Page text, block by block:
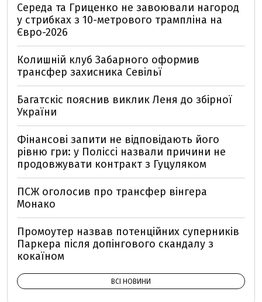
Середа та Гриценко не завоювали нагород
у стрибках з 10-метрового трампліна на
Євро-2026
Колишній клуб Забарного оформив
трансфер захисника Севільї
Багатскіс пояснив виклик Леня до збірної
України
Фінансові запити не відповідають його
рівню гри: у Поліссі назвали причини не
продовжувати контракт з Гуцуляком
ПСЖ оголосив про трансфер вінгера
Монако
Промоутер назвав потенційних суперників
Паркера після допінгового скандалу з
кокаїном
ВСІ НОВИНИ